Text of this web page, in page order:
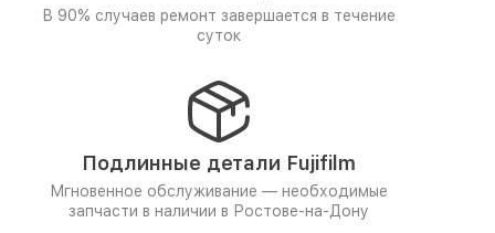
В 90% случаев ремонт завершается в течение
суток
Подлинные детали Fujifilm
Мгновенное обслуживание — необходимые
запчасти в наличии в Ростове-на-Дону